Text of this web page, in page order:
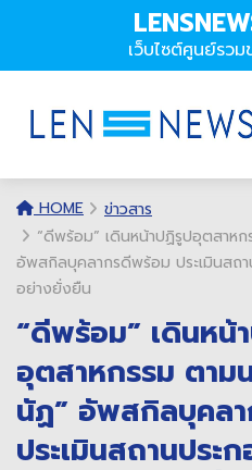
เว็บไซต์ศูนย์รว
HOME
ข่าวสาร
“ดีพร้อม” เดินหน้าปฏิรูปอุตสาหก
อัพสกิลบุคลากรดีพร้อม ประเมินสถ
อย่างยั่งยืน
“ดีพร้อม” เดินหน้
อุตสาหกรรม ตาม
นัฏ” อัพสกิลบุคล
ประเมินสถานประ